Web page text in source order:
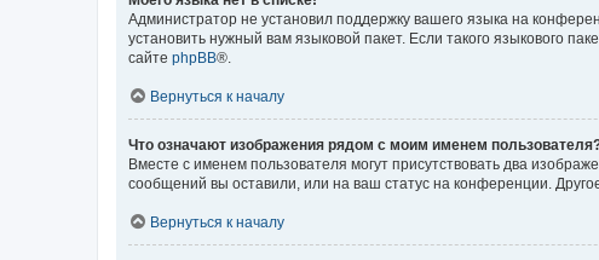
Администратор не установил поддержку вашего языка на
установить нужный вам языковой пакет. Если такого языкового
сайте phpBB®.
Вернуться к началу
Что означают изображения рядом с моим именем
Вместе с именем пользователя могут присутствовать два
сообщений вы оставили, или на ваш статус на конференции.
Вернуться к началу